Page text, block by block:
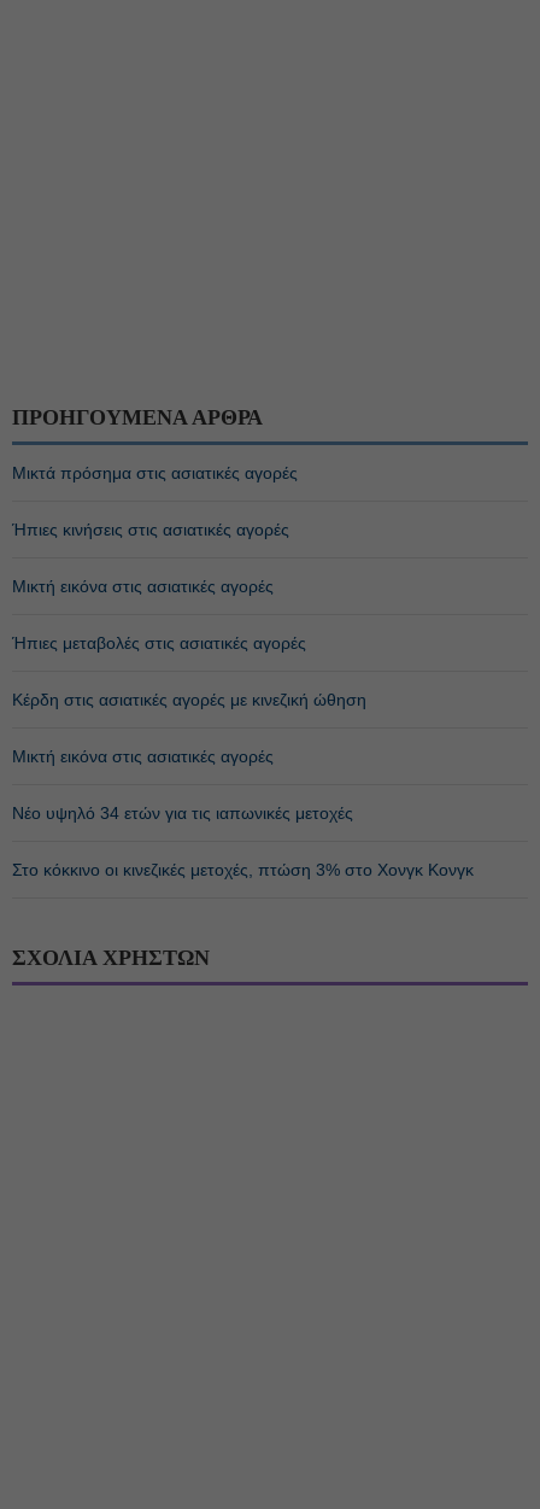
ΠΡΟΗΓΟΥΜΕΝΑ ΑΡΘΡΑ
Μικτά πρόσημα στις ασιατικές αγορές
Ήπιες κινήσεις στις ασιατικές αγορές
Μικτή εικόνα στις ασιατικές αγορές
Ήπιες μεταβολές στις ασιατικές αγορές
Κέρδη στις ασιατικές αγορές με κινεζική ώθηση
Μικτή εικόνα στις ασιατικές αγορές
Νέο υψηλό 34 ετών για τις ιαπωνικές μετοχές
Στο κόκκινο οι κινεζικές μετοχές, πτώση 3% στο Χονγκ Κονγκ
ΣΧΟΛΙΑ ΧΡΗΣΤΩΝ